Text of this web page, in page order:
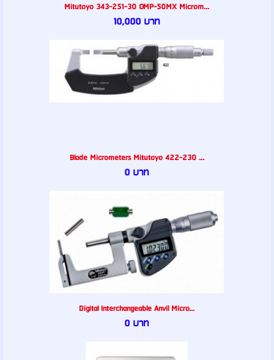
Mitutoyo 343-251-30 OMP-50MX Microm...
10,000 บาท
Blade Micrometers Mitutoyo 422-230 ...
0 บาท
Digital Interchangeable Anvil Micro...
0 บาท